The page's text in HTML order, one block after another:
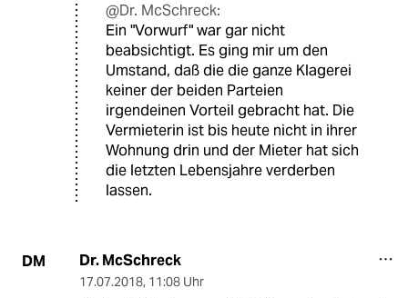
@Dr. McSchreck:
Ein "Vorwurf" war gar nicht
beabsichtigt. Es ging mir um den
Umstand, daß die die ganze Klagerei
keiner der beiden Parteien
irgendeinen Vorteil gebracht hat. Die
Vermieterin ist bis heute nicht in ihrer
Wohnung drin und der Mieter hat sich
die letzten Lebensjahre verderben
lassen.
DM Dr. McSchreck
17.07.2018, 11:08 Uhr